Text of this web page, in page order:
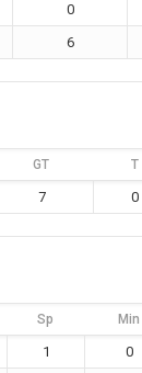
0
6
GT T
7 0
Sp Min
1 0